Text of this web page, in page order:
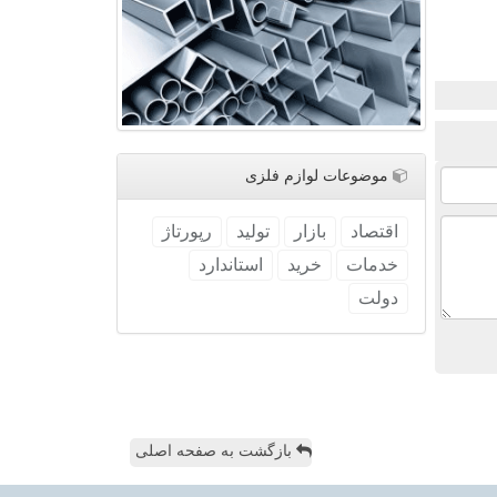
موضوعات لوازم فلزی
اقتصاد بازار تولید
رپورتاژ
خدمات
خرید
استاندارد
دولت
بازگشت به صفحه اصلی